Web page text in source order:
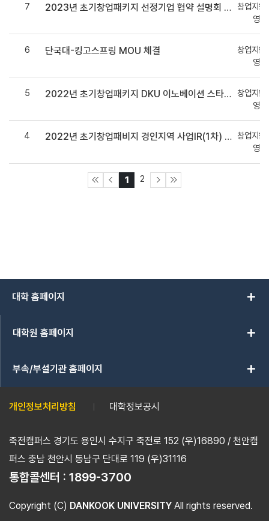
7 2023년 초기창업패키지 선정기업 협약 설명회 개최 창업지원
영
6 단국대-킹고스프링 MOU 체결
창업지원
영
5 2022년 초기창업패키지 DKU 이노베이션 스타트업 아카데미 개최 창업지원
영
4 2022년 초기창업패비지 경인지역 사업IR(1차) 개최 창업지원
영
1 2
대학 홈페이지 add
대학원 홈페이지 add
부속/부설기관 홈페이지 add
개인정보처리방침 대학정보공시
죽전캠퍼스 경기도 용인시 수지구 죽전로 152 (우)16890 / 천안캠
퍼스 충남 천안시 동남구 단대로 119 (우)31116
통합콜센터 : 1899-3700
Copyright (C) DANKOOK UNIVERSITY All rights reserved.